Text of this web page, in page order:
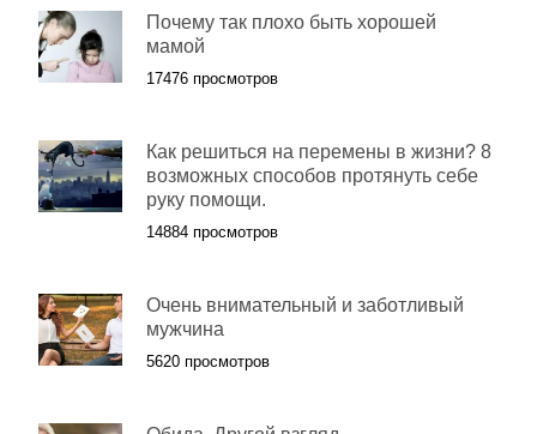
Почему так плохо быть хорошей
мамой
17476 просмотров
Как решиться на перемены в жизни? 8
возможных способов протянуть себе
руку помощи.
14884 просмотров
Очень внимательный и заботливый
мужчина
5620 просмотров